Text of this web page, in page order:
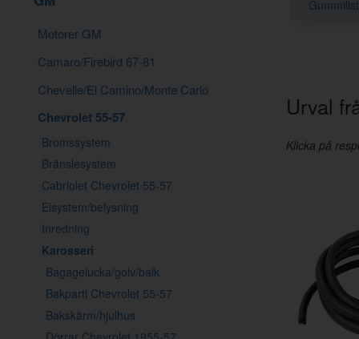
Motorer GM
Camaro/Firebird 67-81
Chevelle/El Camino/Monte Carlo
Chevrolet 55-57
Bromssystem
Bränslesystem
Cabriolet Chevrolet 55-57
Elsystem/belysning
Inredning
Karosseri
Bagagelucka/golv/balk
Bakparti Chevrolet 55-57
Bakskärm/hjulhus
Urval
Klicka på